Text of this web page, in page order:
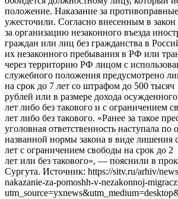
положение. Наказание за
ужесточили. Согласно внесенным в
за организацию незаконного въезда
граждан или лиц без гражданства в
их незаконного пребывания в РФ или
через территорию РФ лицом с
служебного положения предусмотрено
на срок до 7 лет со штрафом до 500 тысяч
рублей или в размере дохода
лет либо без такового и с ограничением
лет либо без такового. «Ранее за такое
уголовная ответственность наступала
названной нормы закона в виде лишения
лет с ограничением свободы на срок до 2
лет или без такового», — пояснили в
Сургута. Источник: https://sitv.ru/arhiv/
nakazanie-za-pomoshh-v-nezakonnoj-